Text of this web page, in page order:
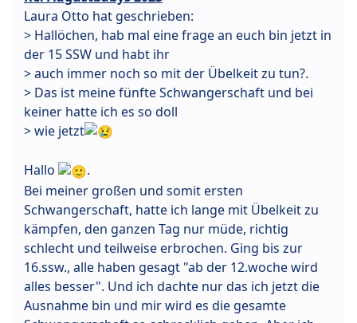
Laura Otto hat geschrieben:
> Hallöchen, hab mal eine frage an euch bin jetzt in
der 15 SSW und habt ihr
> auch immer noch so mit der Übelkeit zu tun?.
> Das ist meine fünfte Schwangerschaft und bei
keiner hatte ich es so doll
> wie jetzt
Hallo
.
Bei meiner großen und somit ersten
Schwangerschaft, hatte ich lange mit Übelkeit zu
kämpfen, den ganzen Tag nur müde, richtig
schlecht und teilweise erbrochen. Ging bis zur
16.ssw., alle haben gesagt "ab der 12.woche wird
alles besser". Und ich dachte nur das ich jetzt die
Ausnahme bin und mir wird es die gesamte